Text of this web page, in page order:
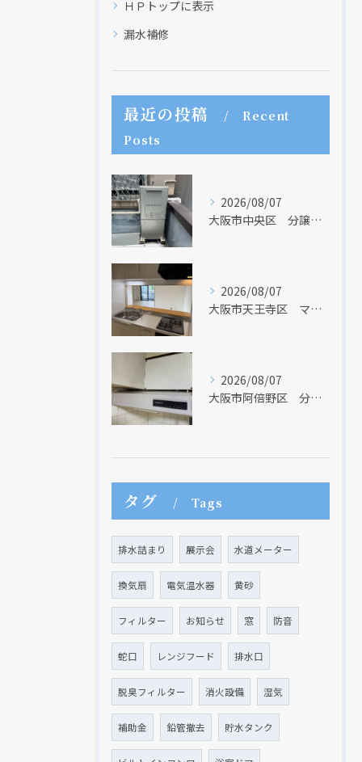
ＨＰトップに表示
漏水補修
最近の投稿
Recent
Posts
2026/08/07
大阪市中央区 分譲マンションの給湯器取替リフォーム工事 UV除菌機能搭載給湯器
2026/08/07
大阪市天王寺区 マンションのキッチン取替及び内装リフォーム工事 クリナップ
2026/08/07
大阪市阿倍野区 分譲マンションのレンジフード取替リフォーム工事 タカラスタンダード
タグ Tags
排水詰まり 展示会 水道メーター
換気扇 電気温水器 黄砂
フィルター お知らせ 窓 防音
蛇口 レンジフード 排水口
脱臭フィルター 消火設備 湿気
補助金 鉛管撤去 貯水タンク
クリックでチラシのページにジャンプします
クリックでチラシのページにジャンプします